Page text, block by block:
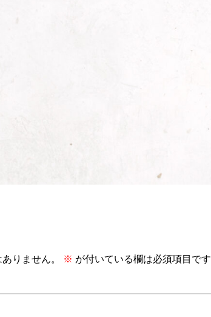
りません。 ※ が付いている欄は必須項目です